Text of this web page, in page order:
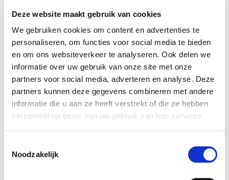
Deze website maakt gebruik van cookies
We gebruiken cookies om content en advertenties te
personaliseren, om functies voor social media te bieden
en om ons websiteverkeer te analyseren. Ook delen we
informatie over uw gebruik van onze site met onze
partners voor social media, adverteren en analyse. Deze
partners kunnen deze gegevens combineren met andere
informatie die u aan ze heeft verstrekt of die ze hebben
verzameld op basis van uw gebruik van hun services.
Noodzakelijk
tijd
startdatum
za 12:30 - 16:30 18-07-2026
duur periode
1 dag blok 4 - zomer
prijsⓘ cursusnummer
student:
€60
jong-alumnus UvA/HvA:
€90
oud-alumnus UvA/HvA:
€100
225402
docent